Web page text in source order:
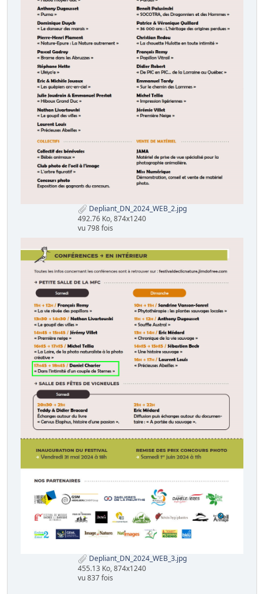
Depliant_DN_2024_WEB_2.jpg
492.76 Ko, 874x1240
vu 798 fois
Depliant_DN_2024_WEB_3.jpg
455.13 Ko, 874x1240
vu 837 fois